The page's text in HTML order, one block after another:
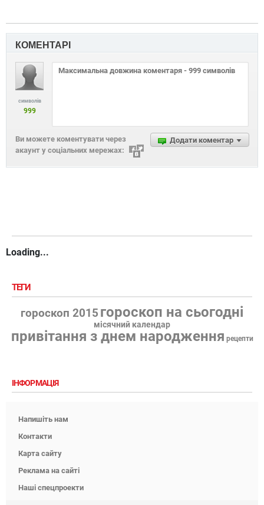
КОМЕНТАРІ
символів
999
Додати коментар
Ви можете коментувати через
акаунт у соціальних мережах:
Loading...
ТЕГИ
гороскоп 2015 гороскоп на сьогодні
місячний календар
привітання з днем народження рецепти
ІНФОРМАЦІЯ
Напишіть нам
Контакти
Карта сайту
Реклама на сайті
Наші спецпроекти